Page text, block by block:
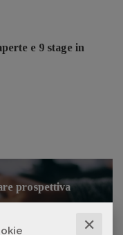
✕
e 9 stage in
prospettiva